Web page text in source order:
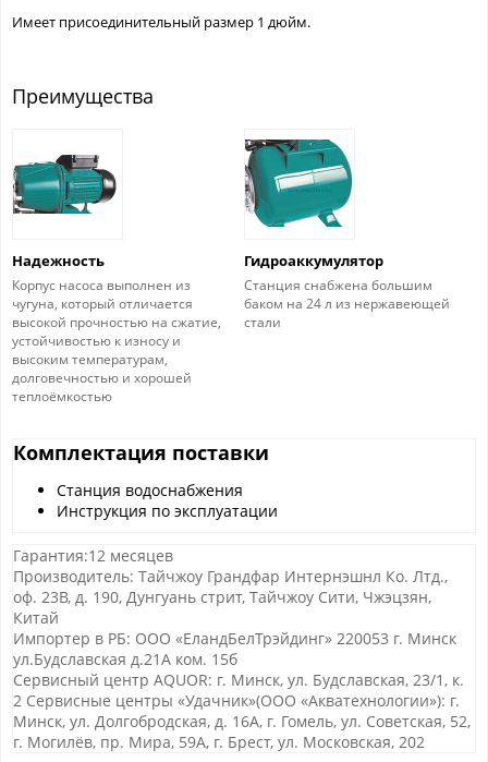
Имеет присоединительный размер 1 дюйм.
Преимущества
Надежность
Корпус насоса выполнен из
чугуна, который отличается
высокой прочностью на сжатие,
устойчивостью к износу и
высоким температурам,
долговечностью и хорошей
теплоёмкостью
Гидроаккумулятор
Станция снабжена большим
баком на 24 л из нержавеющей
стали
Комплектация поставки
Станция водоснабжения
Инструкция по эксплуатации
Гарантия:12 месяцев
Производитель: Тайчжоу Грандфар Интернэшнл Ко. Лтд.,
оф. 23В, д. 190, Дунгуань стрит, Тайчжоу Сити, Чжэцзян,
Китай
Импортер в РБ: ООО «ЕландБелТрэйдинг» 220053 г. Минск
ул.Будславская д.21А ком. 15б
Сервисный центр AQUOR: г. Минск, ул. Будславская, 23/1, к.
2 Сервисные центры «Удачник»(ООО «Акватехнологии»): г.
Минск, ул. Долгобродская, д. 16А, г. Гомель, ул. Советская, 52,
г. Могилёв, пр. Мира, 59А, г. Брест, ул. Московская, 202